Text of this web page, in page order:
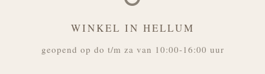
WINKEL IN HELLUM
geopend op do t/m za van 10:00-16:00 uur